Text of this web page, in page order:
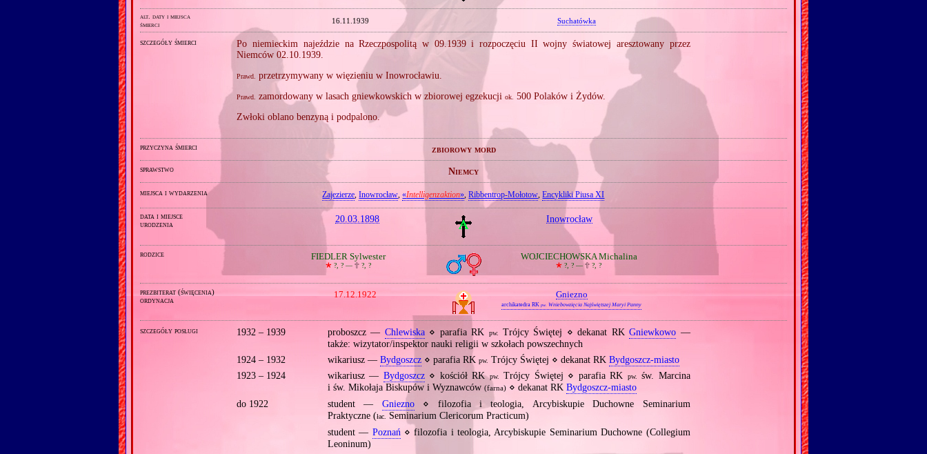
alt. daty i miejsca
śmierci
16.11.1939 Suchatówka
szczegóły śmierci
Po niemieckim najeździe na Rzeczpospolitą w 09.1939 i rozpoczęciu II wojny światowej aresztowany przez
Niemców 02.10.1939.
Prawd. przetrzymywany w więzieniu w Inowrocławiu.
Prawd. zamordowany w lasach gniewkowskich w zbiorowej egzekucjiok. 500 Polaków i Żydów.
Zwłoki oblano benzyną i podpalono.
przyczyna śmierci zbiorowy mord
sprawstwo Niemcy
miejsca i wydarzenia Zajezierze,Inowrocław,«Intelligenzaktion»,Ribbentrop‐Mołotow,Encykliki Piusa XI
data i miejsce
urodzenia
20.03.1898 Inowrocław
rodzice FIEDLER Sylwester
🞲 ?, ? — 🕆?, ?
WOJCIECHOWSKA Michalina
🞲 ?, ? —🕆 ?, ?
prezbiterat (święcenia)
ordynacja
17.12.1922 Gniezno
archikatedra RK pw. Wniebowzięcia Najświętszej Maryi Panny
szczegóły posługi 1932 – 1939 proboszcz — Chlewiska⋄ parafia RK pw. Trójcy Świętej ⋄ dekanat RKGniewkowo —
także: wizytator/inspektor nauki religii w szkołach powszechnych
1924 – 1932
wikariusz — Bydgoszcz⋄ parafia RK pw. Trójcy Świętej ⋄ dekanat RK Bydgoszcz‐miasto
1923 – 1924
wikariusz — Bydgoszcz⋄ kościół RKpw. Trójcy Świętej ⋄ parafia RK pw.
św. Marcina
i św. Mikołaja Biskupów i Wyznawców (farna)⋄ dekanat RK Bydgoszcz‐miasto
do 1922
student — Gniezno⋄ filozofia i teologia, Arcybiskupie Duchowne Seminarium
Praktyczne (łac.
Seminarium Clericorum Practicum)
student — Poznań ⋄ filozofia i teologia, Arcybiskupie Seminarium Duchowne (Collegium
Leoninum)